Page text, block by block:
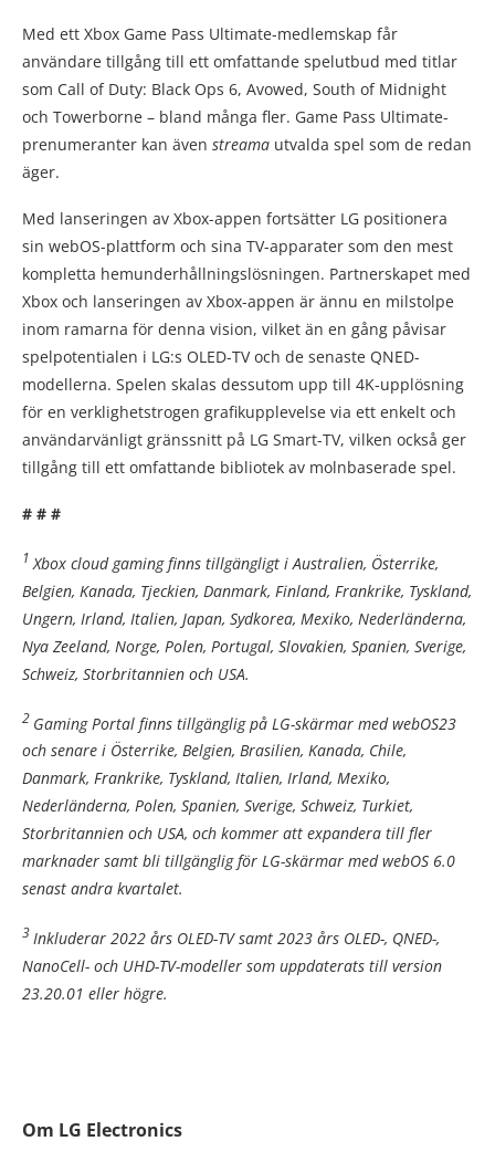
Med ett Xbox Game Pass Ultimate-medlemskap får
användare tillgång till ett omfattande spelutbud med titlar
som Call of Duty: Black Ops 6, Avowed, South of Midnight
och Towerborne – bland många fler. Game Pass Ultimate-
prenumeranter kan även streama utvalda spel som de redan
äger.
Med lanseringen av Xbox-appen fortsätter LG positionera
sin webOS-plattform och sina TV-apparater som den mest
kompletta hemunderhållningslösningen. Partnerskapet med
Xbox och lanseringen av Xbox-appen är ännu en milstolpe
inom ramarna för denna vision, vilket än en gång påvisar
spelpotentialen i LG:s OLED-TV och de senaste QNED-
modellerna. Spelen skalas dessutom upp till 4K-upplösning
för en verklighetstrogen grafikupplevelse via ett enkelt och
användarvänligt gränssnitt på LG Smart-TV, vilken också ger
tillgång till ett omfattande bibliotek av molnbaserade spel.
# # #
1 Xbox cloud gaming finns tillgängligt i Australien, Österrike,
Belgien, Kanada, Tjeckien, Danmark, Finland, Frankrike, Tyskland,
Ungern, Irland, Italien, Japan, Sydkorea, Mexiko, Nederländerna,
Nya Zeeland, Norge, Polen, Portugal, Slovakien, Spanien, Sverige,
Schweiz, Storbritannien och USA.
2 Gaming Portal finns tillgänglig på LG-skärmar med webOS23
och senare i Österrike, Belgien, Brasilien, Kanada, Chile,
Danmark, Frankrike, Tyskland, Italien, Irland, Mexiko,
Nederländerna, Polen, Spanien, Sverige, Schweiz, Turkiet,
Storbritannien och USA, och kommer att expandera till fler
marknader samt bli tillgänglig för LG-skärmar med webOS 6.0
senast andra kvartalet.
3 Inkluderar 2022 års OLED-TV samt 2023 års OLED-, QNED-,
NanoCell- och UHD-TV-modeller som uppdaterats till version
23.20.01 eller högre.
Om LG Electronics